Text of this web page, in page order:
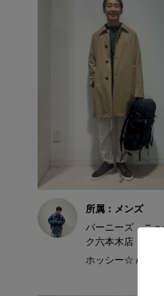
所属：メンズ
バーニーズ ニュ
ク六本木店
ホッシー☆ /